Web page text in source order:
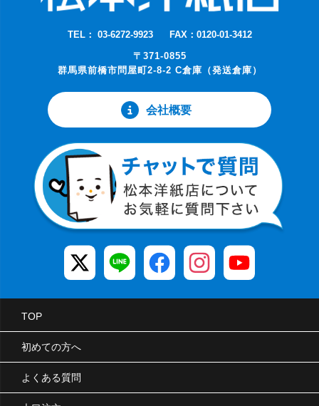
TEL： 03-6272-9923
FAX：0120-01-3412
〒371-0855
群馬県前橋市問屋町2-8-2 C倉庫（発送倉庫）
会社概要
TOP
初めての方へ
よくある質問